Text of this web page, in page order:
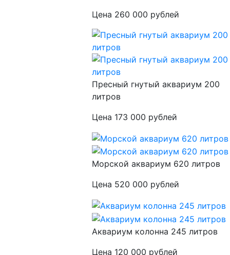
Цена 260 000 рублей
Пресный гнутый аквариум 200
литров
Цена 173 000 рублей
Морской аквариум 620 литров
Цена 520 000 рублей
Аквариум колонна 245 литров
Цена 120 000 рублей